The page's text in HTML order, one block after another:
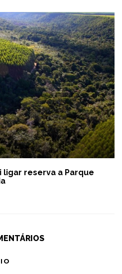
reserva a Parque